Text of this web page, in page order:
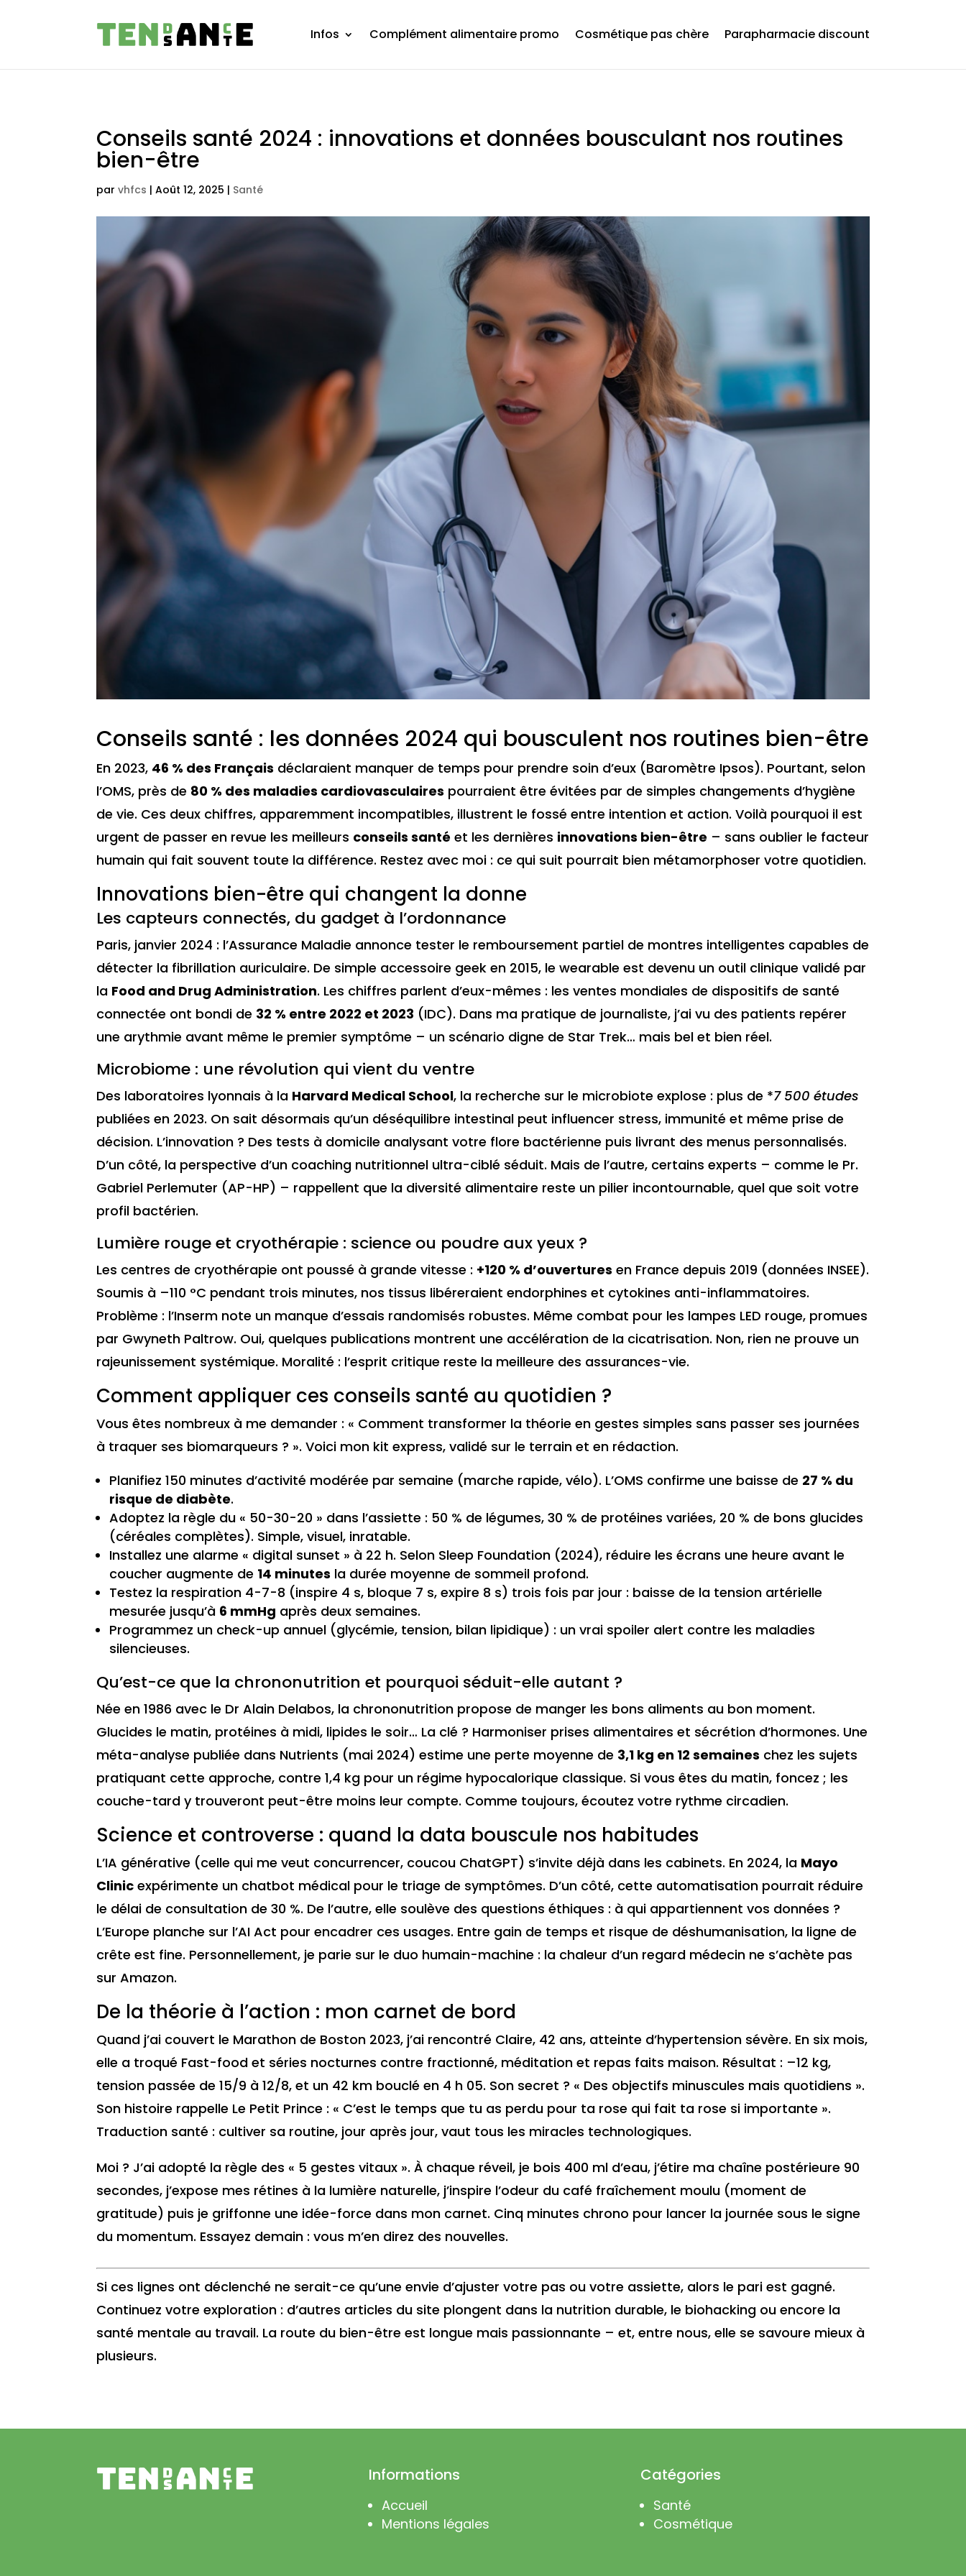
Infos Complément alimentaire promo Cosmétique pas chère Parapharmacie discount
Conseils santé 2024 : innovations et données bousculant nos routines
bien-être
parvhfcs |Août 12, 2025 | Santé
Conseils santé : les données 2024 qui bousculent nos routines bien-être
En 2023, 46 % des Français déclaraient manquer de temps pour prendre soin d’eux (Baromètre Ipsos). Pourtant, selon
l’OMS, près de 80 % des maladies cardiovasculaires pourraient être évitées par de simples changements d’hygiène
de vie. Ces deux chiffres, apparemment incompatibles, illustrent le fossé entre intention et action. Voilà pourquoi il est
urgent de passer en revue les meilleurs conseils santé et les dernières innovations bien-être – sans oublier le facteur
humain qui fait souvent toute la différence. Restez avec moi : ce qui suit pourrait bien métamorphoser votre quotidien.
Innovations bien-être qui changent la donne
Les capteurs connectés, du gadget à l’ordonnance
Paris, janvier 2024 : l’Assurance Maladie annonce tester le remboursement partiel de montres intelligentes capables de
détecter la fibrillation auriculaire. De simple accessoire geek en 2015, le wearable est devenu un outil clinique validé par
la Food and Drug Administration. Les chiffres parlent d’eux-mêmes : les ventes mondiales de dispositifs de santé
connectée ont bondi de 32 % entre 2022 et 2023 (IDC). Dans ma pratique de journaliste, j’ai vu des patients repérer
une arythmie avant même le premier symptôme – un scénario digne de Star Trek… mais bel et bien réel.
Microbiome : une révolution qui vient du ventre
Des laboratoires lyonnais à la Harvard Medical School, la recherche sur le microbiote explose : plus de *7 500 études
publiées en 2023. On sait désormais qu’un déséquilibre intestinal peut influencer stress, immunité et même prise de
décision. L’innovation ? Des tests à domicile analysant votre flore bactérienne puis livrant des menus personnalisés.
D’un côté, la perspective d’un coaching nutritionnel ultra-ciblé séduit. Mais de l’autre, certains experts – comme le Pr.
Gabriel Perlemuter (AP-HP) – rappellent que la diversité alimentaire reste un pilier incontournable, quel que soit votre
profil bactérien.
Lumière rouge et cryothérapie : science ou poudre aux yeux ?
Les centres de cryothérapie ont poussé à grande vitesse : +120 % d’ouvertures en France depuis 2019 (données INSEE).
Soumis à –110 °C pendant trois minutes, nos tissus libéreraient endorphines et cytokines anti-inflammatoires.
Problème : l’Inserm note un manque d’essais randomisés robustes. Même combat pour les lampes LED rouge, promues
par Gwyneth Paltrow. Oui, quelques publications montrent une accélération de la cicatrisation. Non, rien ne prouve un
rajeunissement systémique. Moralité : l’esprit critique reste la meilleure des assurances-vie.
Comment appliquer ces conseils santé au quotidien ?
Vous êtes nombreux à me demander : « Comment transformer la théorie en gestes simples sans passer ses journées
à traquer ses biomarqueurs ? ». Voici mon kit express, validé sur le terrain et en rédaction.
Planifiez 150 minutes d’activité modérée par semaine (marche rapide, vélo). L’OMS confirme une baisse de 27 % du
risque de diabète.
Adoptez la règle du « 50-30-20 » dans l’assiette : 50 % de légumes, 30 % de protéines variées, 20 % de bons glucides
(céréales complètes). Simple, visuel, inratable.
Installez une alarme « digital sunset » à 22 h. Selon Sleep Foundation (2024), réduire les écrans une heure avant le
coucher augmente de 14 minutes la durée moyenne de sommeil profond.
Testez la respiration 4-7-8 (inspire 4 s, bloque 7 s, expire 8 s) trois fois par jour : baisse de la tension artérielle
mesurée jusqu’à 6 mmHg après deux semaines.
Programmez un check-up annuel (glycémie, tension, bilan lipidique) : un vrai spoiler alert contre les maladies
silencieuses.
Qu’est-ce que la chrononutrition et pourquoi séduit-elle autant ?
Née en 1986 avec le Dr Alain Delabos, la chrononutrition propose de manger les bons aliments au bon moment.
Glucides le matin, protéines à midi, lipides le soir… La clé ? Harmoniser prises alimentaires et sécrétion d’hormones. Une
méta-analyse publiée dans Nutrients (mai 2024) estime une perte moyenne de 3,1 kg en 12 semaines chez les sujets
pratiquant cette approche, contre 1,4 kg pour un régime hypocalorique classique. Si vous êtes du matin, foncez ; les
couche-tard y trouveront peut-être moins leur compte. Comme toujours, écoutez votre rythme circadien.
Science et controverse : quand la data bouscule nos habitudes
L’IA générative (celle qui me veut concurrencer, coucou ChatGPT) s’invite déjà dans les cabinets. En 2024, la Mayo
Clinic expérimente un chatbot médical pour le triage de symptômes. D’un côté, cette automatisation pourrait réduire
le délai de consultation de 30 %. De l’autre, elle soulève des questions éthiques : à qui appartiennent vos données ?
L’Europe planche sur l’AI Act pour encadrer ces usages. Entre gain de temps et risque de déshumanisation, la ligne de
crête est fine. Personnellement, je parie sur le duo humain-machine : la chaleur d’un regard médecin ne s’achète pas
sur Amazon.
De la théorie à l’action : mon carnet de bord
Quand j’ai couvert le Marathon de Boston 2023, j’ai rencontré Claire, 42 ans, atteinte d’hypertension sévère. En six mois,
elle a troqué Fast-food et séries nocturnes contre fractionné, méditation et repas faits maison. Résultat : –12 kg,
tension passée de 15/9 à 12/8, et un 42 km bouclé en 4 h 05. Son secret ? « Des objectifs minuscules mais quotidiens ».
Son histoire rappelle Le Petit Prince : « C’est le temps que tu as perdu pour ta rose qui fait ta rose si importante ».
Traduction santé : cultiver sa routine, jour après jour, vaut tous les miracles technologiques.
Moi ? J’ai adopté la règle des « 5 gestes vitaux ». À chaque réveil, je bois 400 ml d’eau, j’étire ma chaîne postérieure 90
secondes, j’expose mes rétines à la lumière naturelle, j’inspire l’odeur du café fraîchement moulu (moment de
gratitude) puis je griffonne une idée-force dans mon carnet. Cinq minutes chrono pour lancer la journée sous le signe
du momentum. Essayez demain : vous m’en direz des nouvelles.
Si ces lignes ont déclenché ne serait-ce qu’une envie d’ajuster votre pas ou votre assiette, alors le pari est gagné.
Continuez votre exploration : d’autres articles du site plongent dans la nutrition durable, le biohacking ou encore la
santé mentale au travail. La route du bien-être est longue mais passionnante – et, entre nous, elle se savoure mieux à
plusieurs.
Informations
Accueil
Mentions légales
Catégories
Santé
Cosmétique